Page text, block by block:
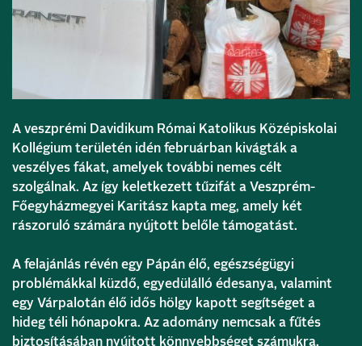
A veszprémi Davidikum Római Katolikus Középiskolai
Kollégium területén idén februárban kivágták a
veszélyes fákat, amelyek további nemes célt
szolgálnak. Az így keletkezett tűzifát a Veszprém-
Főegyházmegyei Karitász kapta meg, amely két
rászoruló számára nyújtott belőle támogatást.
A felajánlás révén egy Pápán élő, egészségügyi
problémákkal küzdő, egyedülálló édesanya, valamint
egy Várpalotán élő idős hölgy kapott segítséget a
hideg téli hónapokra. Az adomány nemcsak a fűtés
biztosításában nyújtott könnyebbséget számukra,